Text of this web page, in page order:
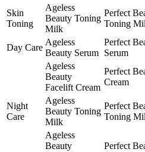
Skin
Toning
Ageless
Beauty Toning
Milk
Perfect
Toning
Day Care
Ageless
Beauty Serum
Perfect
Serum
Ageless
Beauty
Facelift Cream
Perfect
Cream
Night
Care
Ageless
Beauty Toning
Milk
Perfect
Toning
Ageless
Beauty
Perfect